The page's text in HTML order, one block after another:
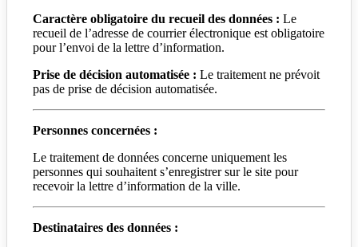
Caractère obligatoire du recueil des données : Le
recueil de l’adresse de courrier électronique est obligatoire
pour l’envoi de la lettre d’information.
Prise de décision automatisée : Le traitement ne prévoit
pas de prise de décision automatisée.
Personnes concernées :
Le traitement de données concerne uniquement les
personnes qui souhaitent s’enregistrer sur le site pour
recevoir la lettre d’information de la ville.
Destinataires des données :